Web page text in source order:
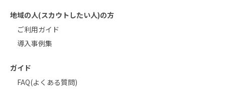
地域の人(スカウトしたい人)の方
ご利用ガイド
導入事例集
ガイド
FAQ(よくある質問)